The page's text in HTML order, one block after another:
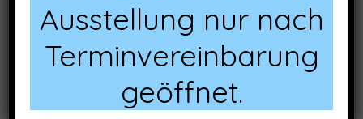
Ausstellung nur nach
Terminvereinbarung
geöffnet.